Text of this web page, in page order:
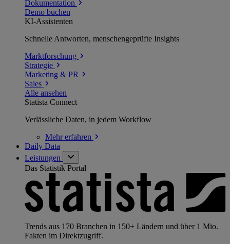
Dokumentation
Demo buchen
KI-Assistenten
Schnelle Antworten, menschengeprüfte Insights
Marktforschung
Strategie
Marketing & PR
Sales
Alle ansehen
Statista Connect
Verlässliche Daten, in jedem Workflow
Mehrerfahren
Daily Data
Leistungen
Das Statistik Portal
Trends aus 170 Branchen in 150+ Ländern und über 1 Mio.
Fakten im Direktzugriff.